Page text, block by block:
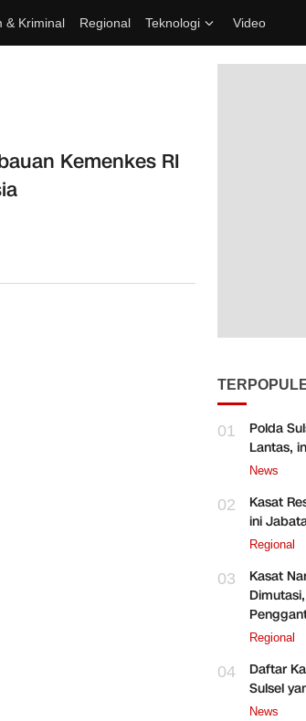
& Kriminal Regional Teknologi Video
Kemenkes RI
01
Polda
Lantas,
News
02
Kasat
ini
Regional
03
Kasat
Regional
04
Daftar
Sulsel
News